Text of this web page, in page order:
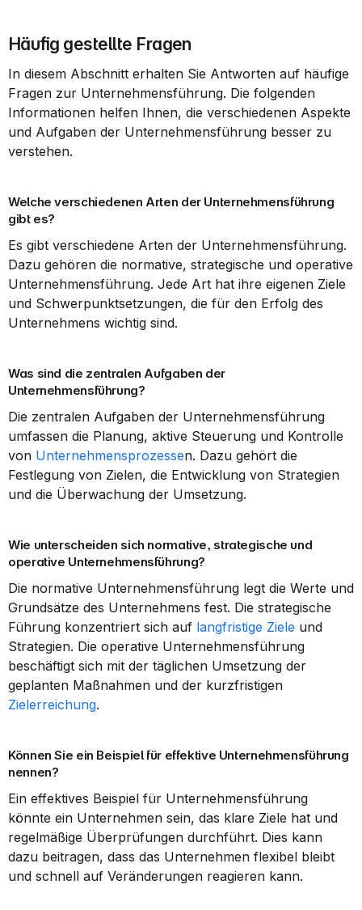
Häufig gestellte Fragen
In diesem Abschnitt erhalten Sie Antworten auf häufige
Fragen zur Unternehmensführung. Die folgenden
Informationen helfen Ihnen, die verschiedenen Aspekte
und Aufgaben der Unternehmensführung besser zu
verstehen.
Welche verschiedenen Arten der Unternehmensführung
gibt es?
Es gibt verschiedene Arten der Unternehmensführung.
Dazu gehören die normative, strategische und operative
Unternehmensführung. Jede Art hat ihre eigenen Ziele
und Schwerpunktsetzungen, die für den Erfolg des
Unternehmens wichtig sind.
Was sind die zentralen Aufgaben der
Unternehmensführung?
Die zentralen Aufgaben der Unternehmensführung
umfassen die Planung, aktive Steuerung und Kontrolle
von Unternehmensprozessen. Dazu gehört die
Festlegung von Zielen, die Entwicklung von Strategien
und die Überwachung der Umsetzung.
Wie unterscheiden sich normative, strategische und
operative Unternehmensführung?
Die normative Unternehmensführung legt die Werte und
Grundsätze des Unternehmens fest. Die strategische
Führung konzentriert sich auf langfristige Ziele und
Strategien. Die operative Unternehmensführung
beschäftigt sich mit der täglichen Umsetzung der
Zielerreichung.
Können Sie ein Beispiel für effektive Unternehmensführung
nennen?
Ein effektives Beispiel für Unternehmensführung
könnte ein Unternehmen sein, das klare Ziele hat und
regelmäßige Überprüfungen durchführt. Dies kann
dazu beitragen, dass das Unternehmen flexibel bleibt
und schnell auf Veränderungen reagieren kann.